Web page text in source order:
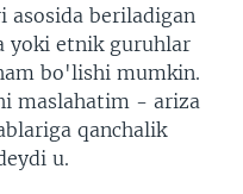
asosida beriladigan
yoki etnik guruhlar
bo'lishi mumkin.
maslahatim - ariza
qanchalik
u.